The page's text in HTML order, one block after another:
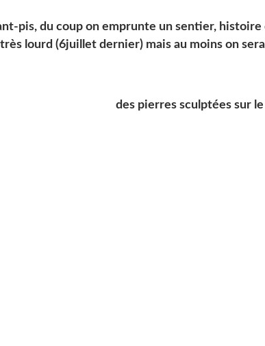
pis, du coup on emprunte un sentier,
très lourd (6juillet dernier) mais au moins on
des pierres sculptées sur